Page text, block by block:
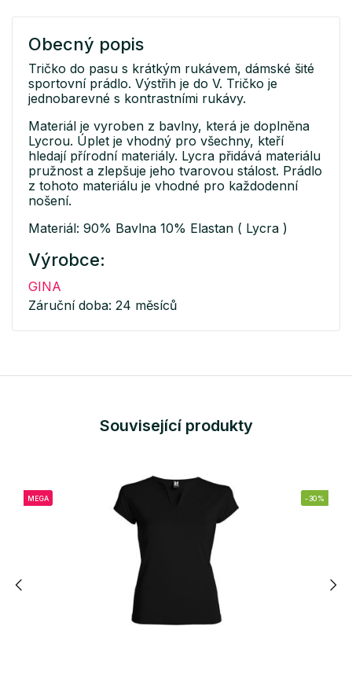
Obecný popis
Tričko do pasu s krátkým rukávem, dámské šité
sportovní prádlo. Výstřih je do V. Tričko je
jednobarevné s kontrastními rukávy.
Materiál je vyroben z bavlny, která je doplněna
Lycrou. Úplet je vhodný pro všechny, kteří
hledají přírodní materiály. Lycra přidává materiálu
pružnost a zlepšuje jeho tvarovou stálost. Prádlo
z tohoto materiálu je vhodné pro každodenní
nošení.
Materiál: 90% Bavlna 10% Elastan ( Lycra )
Výrobce:
GINA
Záruční doba: 24 měsíců
Související produkty
MEGA -30%